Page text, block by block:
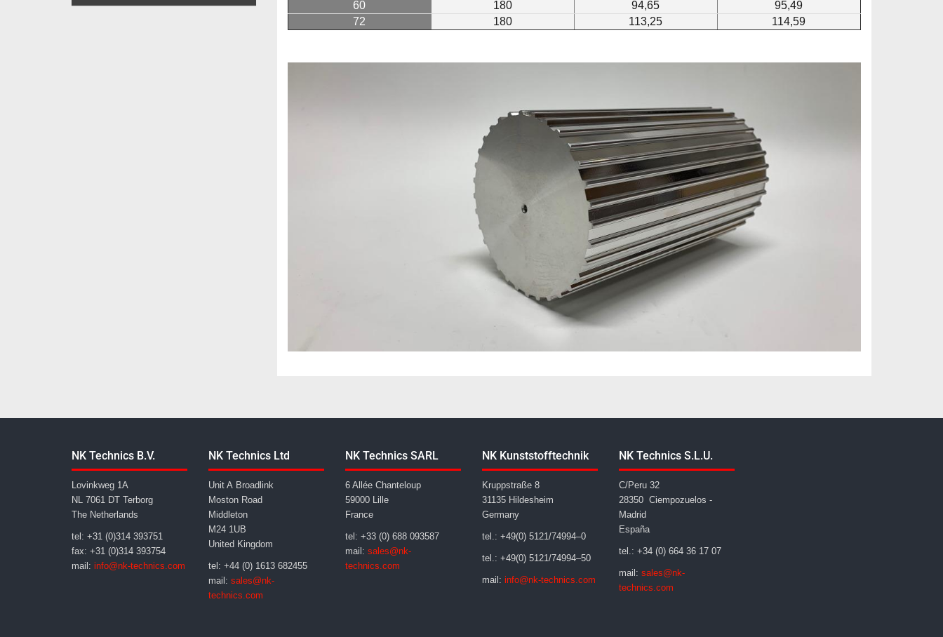
60
180 94,65
95,49
72
180 113,25 114,59
NK Technics B.V.
Lovinkweg 1A
NL 7061 DT Terborg
The Netherlands
tel: +31 (0)314 393751
fax: +31 (0)314 393754
mail: info@nk-technics.com
NK Technics Ltd
Unit A Broadlink
Moston Road
Middleton
M24 1UB
United Kingdom
tel: +44 (0) 1613 682455
mail: sales@nk-
technics.com
NK Technics SARL
6 Allée Chanteloup
59000 Lille
France
tel: +33 (0) 688 093587
mail: sales@nk-
technics.com
NK Kunststofftechnik
Kruppstraße 8
31135 Hildesheim
Germany
tel.: +49(0) 5121/74994–0
tel.: +49(0) 5121/74994–50
mail: info@nk-technics.com
NK Technics S.L.U.
C/Peru 32
28350 Ciempozuelos -
Madrid
España
tel.: +34 (0) 664 36 17 07
mail: sales@nk-
technics.com